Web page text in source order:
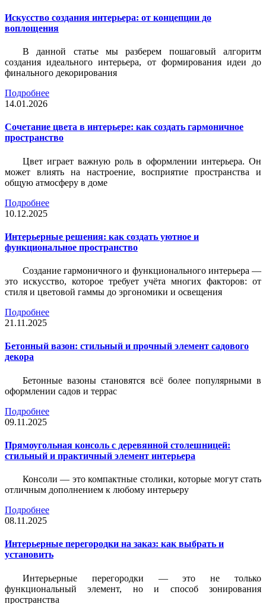
Искусство создания интерьера: от концепции до
воплощения
В данной статье мы разберем пошаговый алгоритм
создания идеального интерьера, от формирования идеи до
финального декорирования
Подробнее
14.01.2026
Сочетание цвета в интерьере: как создать гармоничное
пространство
Цвет играет важную роль в оформлении интерьера. Он
может влиять на настроение, восприятие пространства и
общую атмосферу в доме
Подробнее
10.12.2025
Интерьерные решения: как создать уютное и
функциональное пространство
Создание гармоничного и функционального интерьера —
это искусство, которое требует учёта многих факторов: от
стиля и цветовой гаммы до эргономики и освещения
Подробнее
21.11.2025
Бетонный вазон: стильный и прочный элемент садового
декора
Бетонные вазоны становятся всё более популярными в
оформлении садов и террас
Подробнее
09.11.2025
Прямоугольная консоль с деревянной столешницей:
стильный и практичный элемент интерьера
Консоли — это компактные столики, которые могут стать
отличным дополнением к любому интерьеру
Подробнее
08.11.2025
Интерьерные перегородки на заказ: как выбрать и
установить
Интерьерные перегородки — это не только
функциональный элемент, но и способ зонирования
пространства